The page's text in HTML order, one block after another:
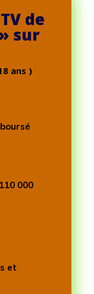
de
sur
ans )
000
et